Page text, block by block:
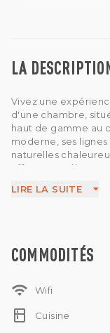
LA
Vivez une
d'une chambre,
haut de gamme au
moderne, ses
naturelles
offrant un mélange
La villa dispose
Chaque détail a été
havre de paix en
Les résidents
sport entièrement
LIRE LA SUITE
COMMODITÉS
wifi Wifi
kitchen Cuisine